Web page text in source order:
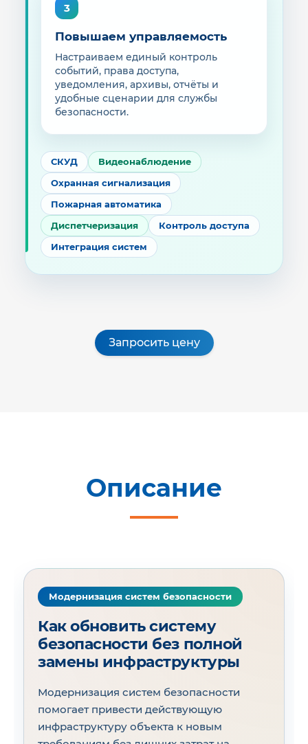
3
Повышаем управляемость
Настраиваем единый контроль
событий, права доступа,
уведомления, архивы, отчёты и
удобные сценарии для службы
безопасности.
СКУД
Видеонаблюдение
Охранная сигнализация
Пожарная автоматика
Диспетчеризация
Контроль доступа
Интеграция систем
Запросить цену
Описание
Модернизация систем безопасности
Как обновить систему
безопасности без полной
замены инфраструктуры
Модернизация систем безопасности
помогает привести действующую
инфраструктуру объекта к новым